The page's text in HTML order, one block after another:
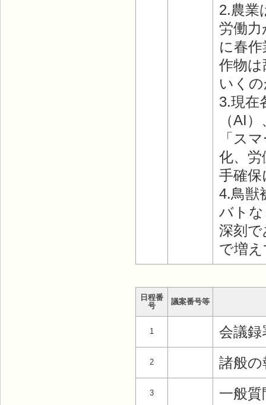
2.農業
労働
に春
作物
いく
3.現在
（AI
「ス
化、
手確
4.鳥獣
バト
深刻
で増
日程番
号
議案番号等
1 会議録
2 諸般の
3
一般質